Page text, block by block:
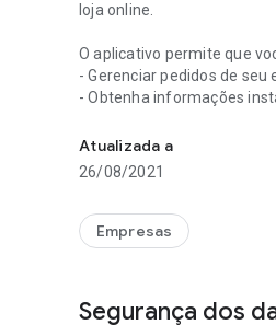
loja online.
O aplicativo permite que
- Gerenciar pedidos de seu
- Obtenha informações
- Informar os clientes sobre
- Gerenciar oferta em sua
O código do aplicativo
Atualizada a
26/08/2021
Empresas
Segurança dos